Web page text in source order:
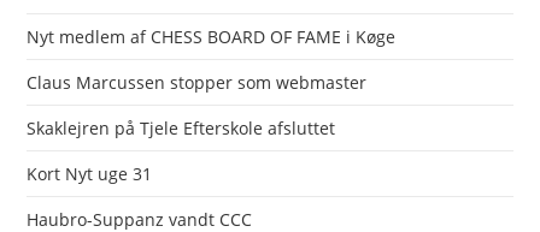
Nyt medlem af CHESS BOARD OF FAME i Køge
Claus Marcussen stopper som webmaster
Skaklejren på Tjele Efterskole afsluttet
Kort Nyt uge 31
Haubro-Suppanz vandt CCC